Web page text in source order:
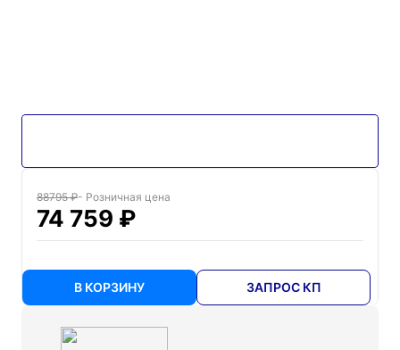
88795 ₽- Розничная цена
74 759 ₽
В КОРЗИНУ ЗАПРОС КП